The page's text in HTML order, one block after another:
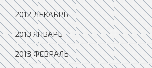
2012 ДЕКАБРЬ
2013 ЯНВАРЬ
2013 ФЕВРАЛЬ